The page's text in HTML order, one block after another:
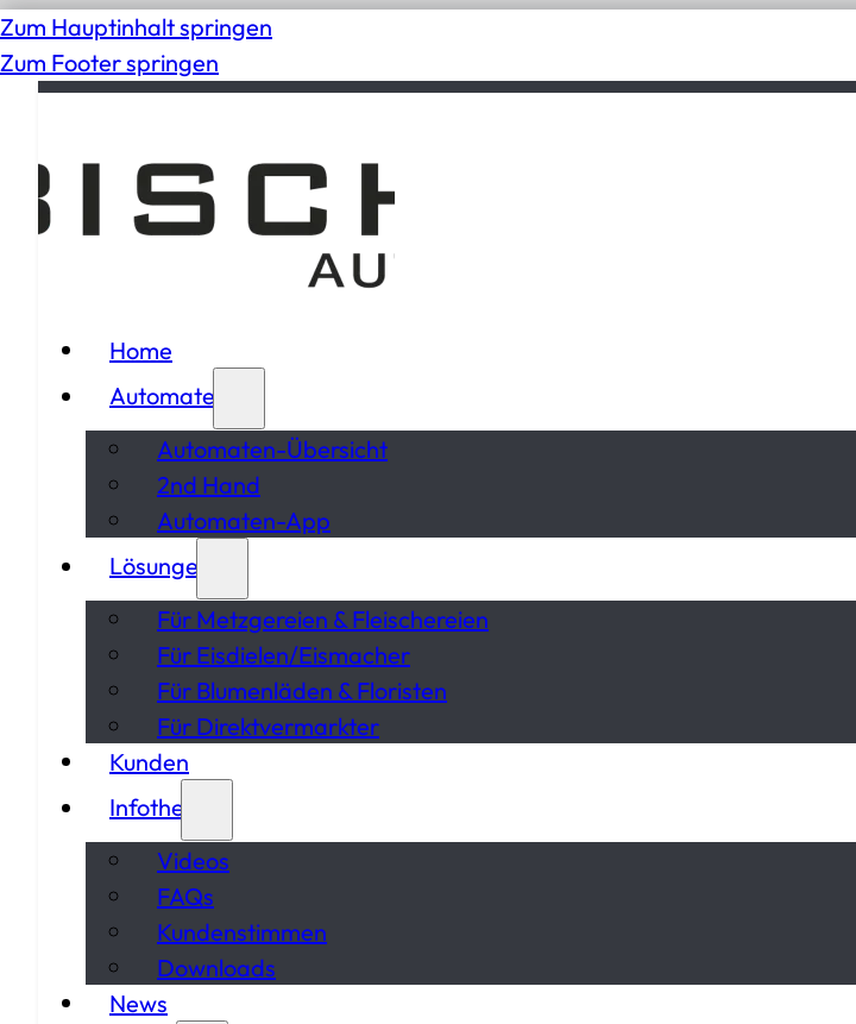
Zum Hauptinhalt springen
Zum Footer springen
Home
Automaten
Automaten-Übersicht
2nd Hand
Automaten-App
Lösungen
Für Metzgereien & Fleischereien
Für Eisdielen/Eismacher
Für Blumenläden & Floristen
Für Direktvermarkter
Kunden
Infothek
Videos
FAQs
Kundenstimmen
Downloads
News